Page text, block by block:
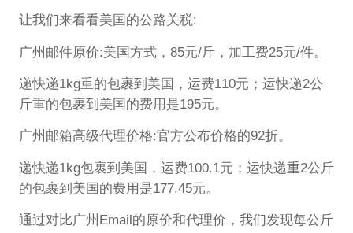
让我们来看看美国的公路关税:
广州邮件原价:美国方式，85元/斤，加工费25元/件。
递快递1kg重的包裹到美国，运费110元；运快递2公
斤重的包裹到美国的费用是195元。
广州邮箱高级代理价格:官方公布价格的92折。
递快递1kg包裹到美国，运费100.1元；运快递重2公斤
的包裹到美国的费用是177.45元。
通过对比广州Email的原价和代理价，我们发现每公斤